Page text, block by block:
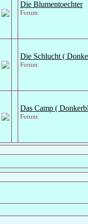
Die Blumentoechter
Forum:
Die Schlucht (
Forum:
Das Camp (
Forum: